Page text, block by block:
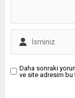
Daha sonraki
ve site adresim bu